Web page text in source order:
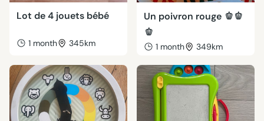
Lot de 4 jouets bébé
1 month 345km
Un poivron rouge 🫑🫑
🫑
1 month 349km